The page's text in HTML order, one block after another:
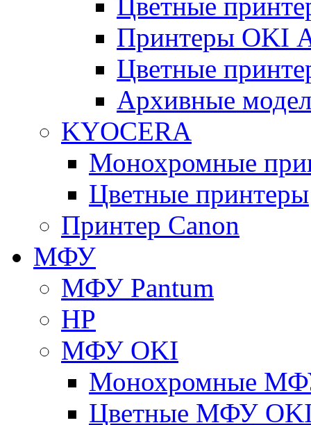
Принтеры OKI
Цветные
Архивные
KYOCERA
Монохромные
Цветные принтеры
Принтер Canon
МФУ
МФУ Pantum
HP
МФУ OKI
Монохромные
Цветные МФУ